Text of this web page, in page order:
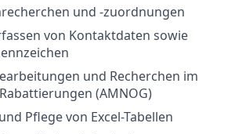
und -zuordnungen
von Kontaktdaten sowie
und Recherchen im
(AMNOG)
Pflege von Excel-Tabellen